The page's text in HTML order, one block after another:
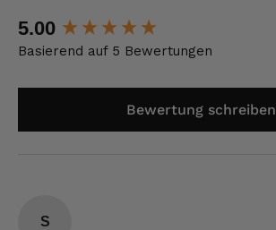
5.00
Basierend auf 5 Bewertungen
Bewertung schreiben
S
New content loaded